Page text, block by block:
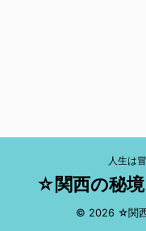
人生は
☆関西の秘
© 2026 ☆関